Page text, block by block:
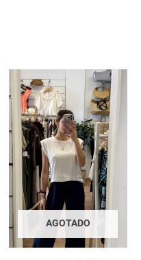
AGOTADO